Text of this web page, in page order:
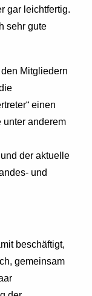
gar leichtfertig.
sehr gute
Mitgliedern
einen
unter anderem
der aktuelle
und
beschäftigt,
gemeinsam